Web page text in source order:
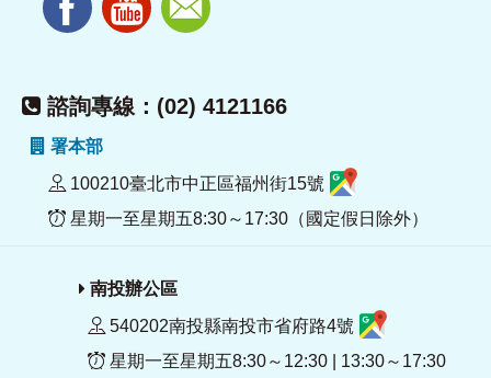
諮詢專線：(02) 4121166
署本部
100210臺北市中正區福州街15號
星期一至星期五8:30～17:30（國定假日除外）
南投辦公區
540202南投縣南投市省府路4號
星期一至星期五8:30～12:30 | 13:30～17:30